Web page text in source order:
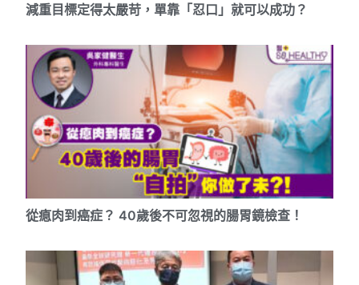
減重目標定得太嚴苛，單靠「忍口」就可以成功？
從瘜肉到癌症？ 40歲後不可忽視的腸胃鏡檢查！